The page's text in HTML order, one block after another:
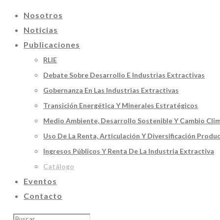
Nosotros
Noticias
Publicaciones
RLIE
Debate Sobre Desarrollo E Industrias Extractivas
Gobernanza En Las Industrias Extractivas
Transición Energética Y Minerales Estratégicos
Medio Ambiente, Desarrollo Sostenible Y Cambio
Uso De La Renta, Articulación Y Diversificación
Ingresos Públicos Y Renta De La Industria Extractiva
Catálogo
Eventos
Contacto